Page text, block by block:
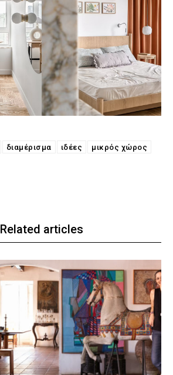
διαμέρισμα ιδέες μικρός χώρος
Related articles